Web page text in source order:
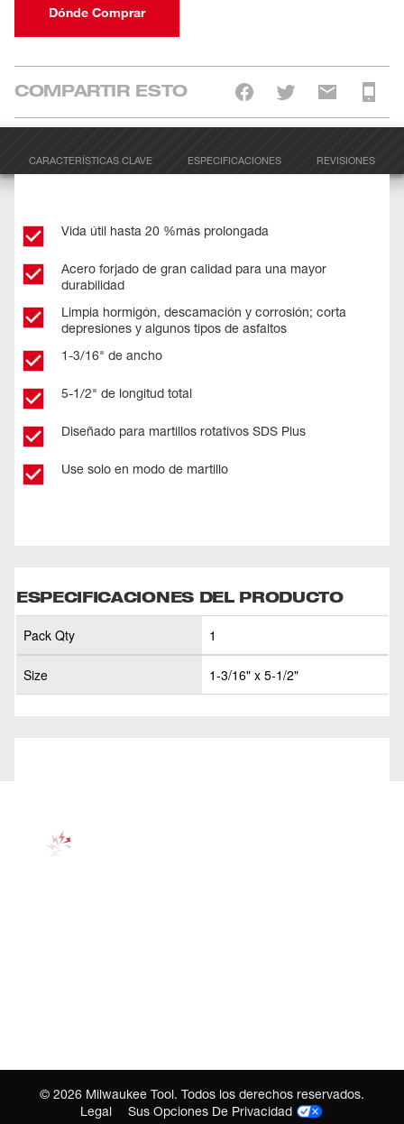
Dónde Comprar
COMPARTIR ESTO
CARACTERÍSTICAS CLAVE ESPECIFICACIONES REVISIONES
Vida útil hasta 20 %más prolongada
Acero forjado de gran calidad para una mayor
durabilidad
Limpia hormigón, descamación y corrosión; corta
depresiones y algunos tipos de asfaltos
1-3/16" de ancho
5-1/2" de longitud total
Diseñado para martillos rotativos SDS Plus
Use solo en modo de martillo
ESPECIFICACIONES DEL PRODUCTO
Pack Qty 1
Size 1-3/16" x 5-1/2"
© 2026 Milwaukee Tool. Todos los derechos reservados.
Legal
Sus Opciones De Privacidad